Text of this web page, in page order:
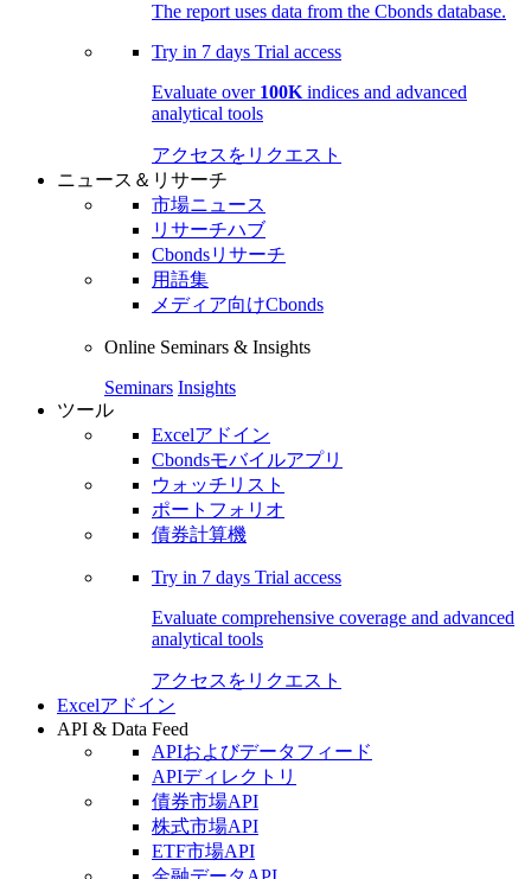
The report uses data from the Cbonds database.
Try in 7 days Trial access
Evaluate over 100K indices and advanced
analytical tools
アクセスをリクエスト
ニュース＆リサーチ
市場ニュース
リサーチハブ
Cbondsリサーチ
用語集
メディア向けCbonds
Online Seminars & Insights
Seminars Insights
ツール
Excelアドイン
Cbondsモバイルアプリ
ウォッチリスト
ポートフォリオ
債券計算機
Try in 7 days Trial access
Evaluate comprehensive coverage and advanced
analytical tools
アクセスをリクエスト
Excelアドイン
API & Data Feed
APIおよびデータフィード
APIディレクトリ
債券市場API
株式市場API
ETF市場API